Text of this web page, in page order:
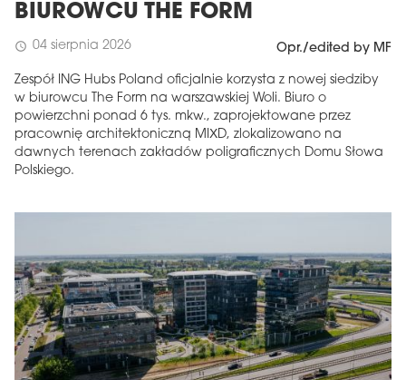
BIUROWCU THE FORM
schedule 04 sierpnia 2026 Opr./edited by MF
Zespół ING Hubs Poland oficjalnie korzysta z nowej siedziby
w biurowcu The Form na warszawskiej Woli. Biuro o
powierzchni ponad 6 tys. mkw., zaprojektowane przez
pracownię architektoniczną MIXD, zlokalizowano na
dawnych terenach zakładów poligraficznych Domu Słowa
Polskiego.